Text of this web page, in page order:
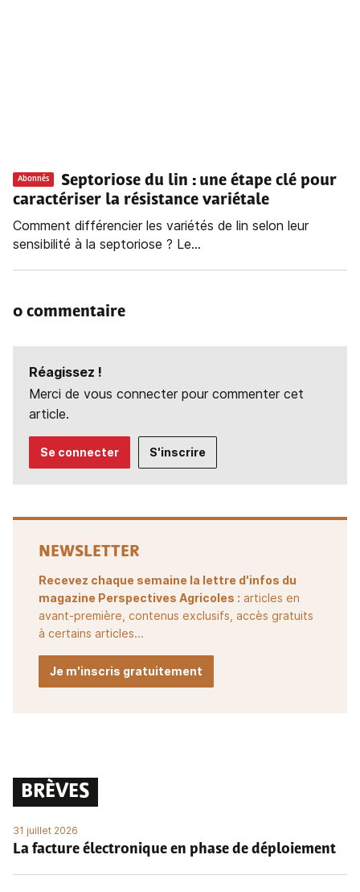
Abonnés
Septoriose du lin : une étape clé pour
caractériser la résistance variétale
Comment différencier les variétés de lin selon leur
sensibilité à la septoriose ? Le...
0 commentaire
Réagissez !
Merci de vous connecter pour commenter cet
article.
Se connecter S'inscrire
NEWSLETTER
Recevez chaque semaine la lettre d'infos du
magazine Perspectives Agricoles : articles en
avant-première, contenus exclusifs, accès gratuits
à certains articles...
Je m'inscris gratuitement
BRÈVES
31 juillet 2026
La facture électronique en phase de déploiement